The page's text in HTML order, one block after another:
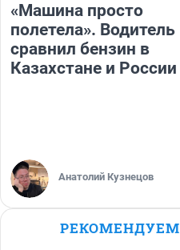
«Машина просто
полетела». Водитель
сравнил бензин в
Казахстане и России
Анатолий Кузнецов
РЕКОМЕНДУЕМ